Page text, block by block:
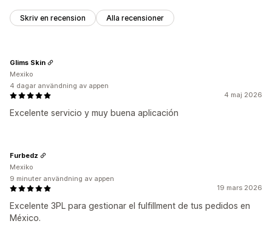
Skriv en recension Alla recensioner
4 maj 2026
Excelente servicio y muy buena aplicación
Glims Skin
Mexiko
4 dagar användning av appen
19 mars 2026
Excelente 3PL para gestionar el fulfillment de tus pedidos en
México.
Furbedz
Mexiko
9 minuter användning av appen